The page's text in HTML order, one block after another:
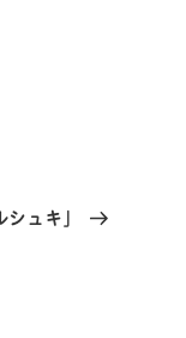
ュキ」